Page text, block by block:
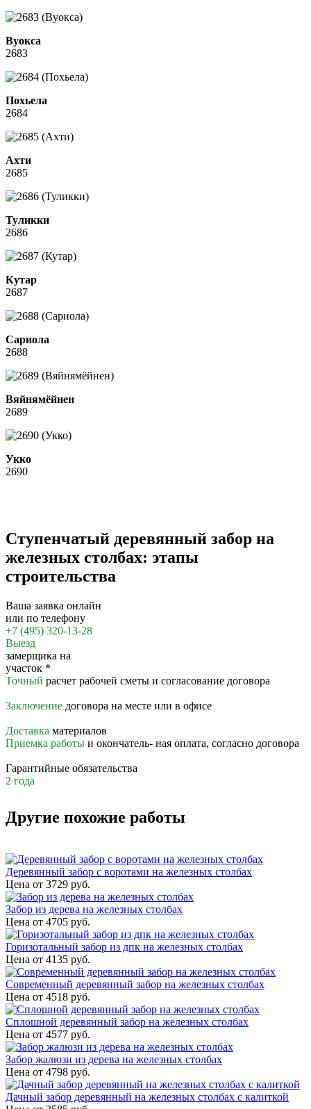
Вуокса
2683
Похьела
2684
Ахти
2685
Туликки
2686
Кутар
2687
Сариола
2688
Вяйнямёйнен
2689
Укко
2690
Ступенчатый деревянный забор на
железных столбах: этапы
строительства
Ваша заявка онлайн
или по телефону
+7 (495) 320-13-28
Выезд
замерщика на
участок *
Точный расчет рабочей сметы и согласование договора
Заключение договора на месте или в офисе
Доставка материалов
Приемка работы и окончатель- ная оплата, согласно договора
Гарантийные обязательства
2 года
Другие похожие работы
Деревянный забор с воротами на железных столбах
Цена от 3729 руб.
Забор из дерева на железных столбах
Цена от 4705 руб.
Горизотальный забор из дпк на железных столбах
Цена от 4135 руб.
Современный деревянный забор на железных столбах
Цена от 4518 руб.
Сплошной деревянный забор на железных столбах
Цена от 4577 руб.
Забор жалюзи из дерева на железных столбах
Цена от 4798 руб.
Дачный забор деревянный на железных столбах с калиткой